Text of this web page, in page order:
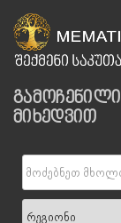
მიხედვით